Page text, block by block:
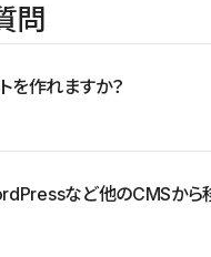
問
を作れますか？
、サービスサイト、LP、採用
ントサイト、店舗・商品紹介
作できます。
など他のCMSから